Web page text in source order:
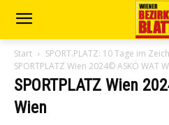
Start
SPORT.PLATZ: 10 Tage im
SPORTPLATZ Wien 2024© ASKÖ WAT
SPORTPLATZ Wien
Wien